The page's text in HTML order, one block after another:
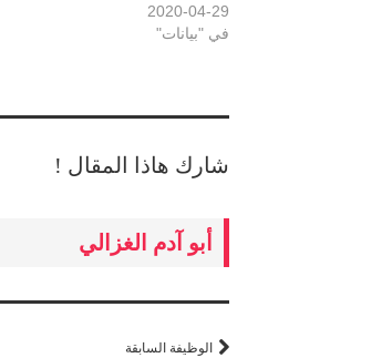
2020-04-29
في "بيانات"
شارك هاذا المقال !
أبو آدم الغزالي
الوظيفة السابقة